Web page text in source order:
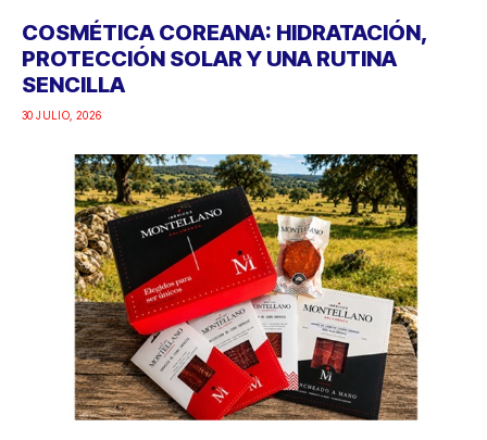
COSMÉTICA COREANA: HIDRATACIÓN,
PROTECCIÓN SOLAR Y UNA RUTINA
SENCILLA
30 JULIO, 2026